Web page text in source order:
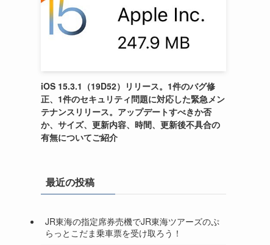
iOS 15.3.1（19D52）リリース。1件のバグ修
正、1件のセキュリティ問題に対応した緊急メン
テナンスリリース。アップデートすべきか否
か、サイズ、更新内容、時間、更新後不具合の
有無についてご紹介
最近の投稿
JR東海の指定席券売機でJR東海ツアーズのぷ
らっとこだま乗車票を受け取ろう！